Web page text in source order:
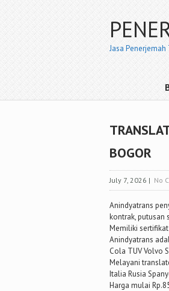
Jasa
BOGOR
July 7, 2026 | No
Anindyatrans
kontrak, putusan
Memiliki sertifikat
Anindyatrans
Cola TUV Volvo
Melayani
Italia Rusia
Harga mulai